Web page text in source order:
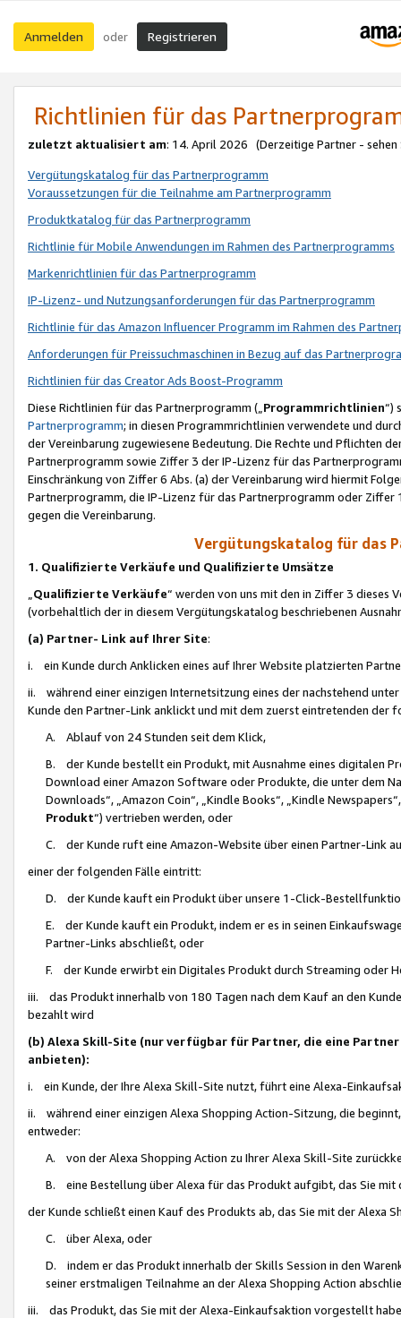
Anmelden oder Registrieren
Richtlinien für das
zuletzt aktualisiert am: 14. April 2026 (Derzeitige Partner - sehen
Vergütungskatalog für das Partnerprogramm
Voraussetzungen für die Teilnahme am Partnerprogramm
Produktkatalog für das Partnerprogramm
Richtlinie für Mobile Anwendungen im Rahmen des Partnerprogramms
Markenrichtlinien für das Partnerprogramm
IP-Lizenz- und Nutzungsanforderungen für das Partnerprogramm
Richtlinie für das Amazon Influencer Programm im Rahmen des
Anforderungen für Preissuchmaschinen in Bezug auf das
Richtlinien für das Creator Ads Boost-Programm
Diese Richtlinien für das Partnerprogramm („Programmrichtlinien“)
Partnerprogramm; in diesen Programmrichtlinien verwendete und
der Vereinbarung zugewiesene Bedeutung. Die Rechte und Pflichten
Partnerprogramm sowie Ziffer 3 der IP-Lizenz für das
Einschränkung von Ziffer 6 Abs. (a) der Vereinbarung wird hiermit
Partnerprogramm, die IP-Lizenz für das Partnerprogramm oder
gegen die Vereinbarung.
Vergütungskatalog für das
1. Qualifizierte Verkäufe und Qualifizierte Umsätze
Qualifizierte Verkäufe“ werden von uns mit den in Ziffer 3
(vorbehaltlich der in diesem Vergütungskatalog beschriebenen
(a) Partner- Link auf Ihrer Site:
i. ein Kunde durch Anklicken eines auf Ihrer Website platzierten
ii. während einer einzigen Internetsitzung eines der nachstehend
Kunde den Partner-Link anklickt und mit dem zuerst eintretenden der
A. Ablauf von 24 Stunden seit dem Klick,
B. der Kunde bestellt ein Produkt, mit Ausnahme eines digitalen
Download einer Amazon Software oder Produkte, die unter dem
Downloads“, „Amazon Coin“, „Kindle Books“, „Kindle
Produkt“) vertrieben werden, oder
C. der Kunde ruft eine Amazon-Website über einen Partner-Link
einer der folgenden Fälle eintritt:
D. der Kunde kauft ein Produkt über unsere 1-Click-
E. der Kunde kauft ein Produkt, indem er es in seinen
Partner-Links abschließt, oder
F. der Kunde erwirbt ein Digitales Produkt durch Streaming oder
iii. das Produkt innerhalb von 180 Tagen nach dem Kauf an den
bezahlt wird
(b) Alexa Skill-Site (nur verfügbar für Partner, die eine
anbieten):
i. ein Kunde, der Ihre Alexa Skill-Site nutzt, führt eine Alexa-
ii. während einer einzigen Alexa Shopping Action-Sitzung, die
entweder:
A. von der Alexa Shopping Action zu Ihrer Alexa Skill-Site
B. eine Bestellung über Alexa für das Produkt aufgibt, das Sie mit
der Kunde schließt einen Kauf des Produkts ab, das Sie mit der Alexa
C. über Alexa, oder
D. indem er das Produkt innerhalb der Skills Session in den
seiner erstmaligen Teilnahme an der Alexa Shopping Action
iii. das Produkt, das Sie mit der Alexa-Einkaufsaktion vorgestellt